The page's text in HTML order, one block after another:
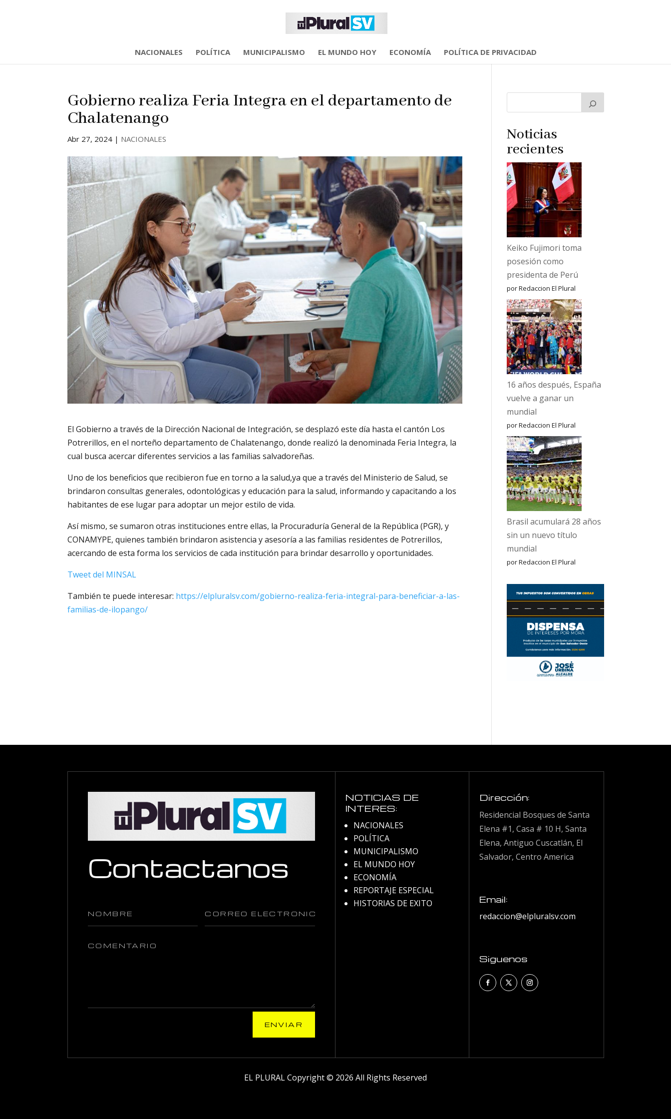
NACIONALES POLÍTICA MUNICIPALISMO EL MUNDO HOY ECONOMÍA POLÍTICA DE PRIVACIDAD
Gobierno realiza Feria Integra en el departamento de
Chalatenango
Abr 27, 2024| NACIONALES
El Gobierno a través de la Dirección Nacional de Integración, se desplazó este día hasta el cantón Los
Potrerillos, en el norteño departamento de Chalatenango, donde realizó la denominada Feria Integra, la
cual busca acercar diferentes servicios a las familias salvadoreñas.
Uno de los beneficios que recibieron fue en torno a la salud,ya que a través del Ministerio de Salud, se
brindaron consultas generales, odontológicas y educación para la salud, informando y capacitando a los
habitantes de ese lugar para adoptar un mejor estilo de vida.
Así mismo, se sumaron otras instituciones entre ellas, la Procuraduría General de la República (PGR), y
CONAMYPE, quienes también brindaron asistencia y asesoría a las familias residentes de Potrerillos,
acercando de esta forma los servicios de cada institución para brindar desarrollo y oportunidades.
Tweet del MINSAL
También te puede interesar: https://elpluralsv.com/gobierno-realiza-feria-integral-para-beneficiar-a-las-
familias-de-ilopango/
Noticias
recientes
Keiko Fujimori toma
posesión como
presidenta de Perú
por Redaccion El Plural
16 años después, España
vuelve a ganar un
mundial
por Redaccion El Plural
Brasil acumulará 28 años
sin un nuevo título
mundial
por Redaccion El Plural
Contactanos
ENVIAR
NOTICIAS DE
INTERES:
NACIONALES
POLÍTICA
MUNICIPALISMO
EL MUNDO HOY
ECONOMÍA
REPORTAJE ESPECIAL
HISTORIAS DE EXITO
Dirección:
Residencial Bosques de Santa
Elena #1, Casa # 10 H, Santa
Elena, Antiguo Cuscatlán, El
Salvador, Centro America
Email:
redaccion@elpluralsv.com
Siguenos
EL PLURAL Copyright © 2026 All Rights Reserved